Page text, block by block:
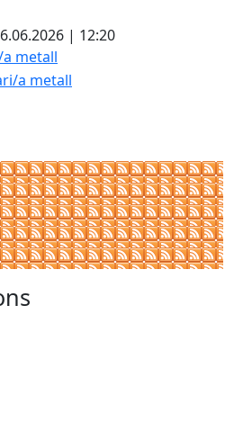
| 12:20
metall